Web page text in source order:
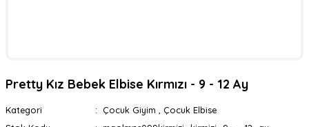
Pretty Kız Bebek Elbise Kırmızı - 9 - 12 Ay
Kategori Çocuk Giyim
Çocuk Elbise